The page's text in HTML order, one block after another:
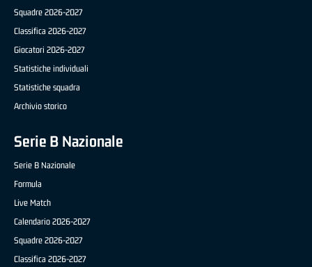
Squadre 2026-2027
Classifica 2026-2027
Giocatori 2026-2027
Statistiche individuali
Statistiche squadra
Archivio storico
Serie B Nazionale
Serie B Nazionale
Formula
Live Match
Calendario 2026-2027
Squadre 2026-2027
Classifica 2026-2027